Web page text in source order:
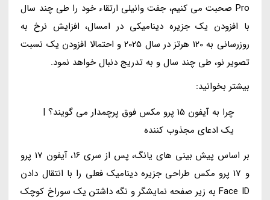
Pro صحبت می کنیم، جفت وانیلی ارتقاء خود را طی چند سال
با افزودن یک جزیره دینامیکی در امسال، افزایش نرخ به
روزرسانی به 120 هرتز در سال 2025 و احتمالا افزودن یک نسبت
تصویر نو، طی چند سال و به تدریج دنبال خواهد نمود.
بیشتر بخوانید:
چرا به آیفون 15 پرو مکس فوق پرچمدار می گویند؟ |
یک ادعای مجذوب کننده
بر اساس پیش بینی های یانگ، پس از سری 16، آیفون 17 پرو
و 17 پرو مکس طراحی جزیره دینامیک فعلی را با انتقال دادن
Face ID به زیر صفحه نمایشگر و نگه داشتن یک سوراخ کوچک